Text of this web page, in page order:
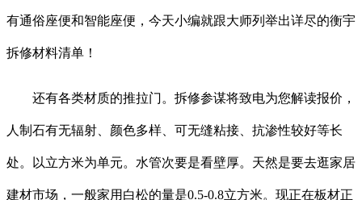
有通俗座便和智能座便，今天小编就跟大师列举出详尽的衡宇
拆修材料清单！
还有各类材质的推拉门。拆修参谋将致电为您解读报价，
人制石有无辐射、颜色多样、可无缝粘接、抗渗性较好等长
处。以立方米为单元。水管次要是看壁厚。天然是要去逛家居
建材市场，一般家用白松的量是0.5-0.8立方米。现正在板材正